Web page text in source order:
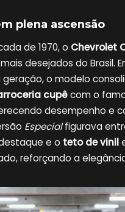
plena ascensão
de 1970, o Chevrolet
desejados do Brasil.
o modelo
cupêcom o
desempenho e
Especialfigurava
e o teto de vinil
reforçando a